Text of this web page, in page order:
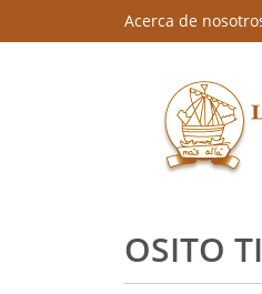
Acerca de
OSITO